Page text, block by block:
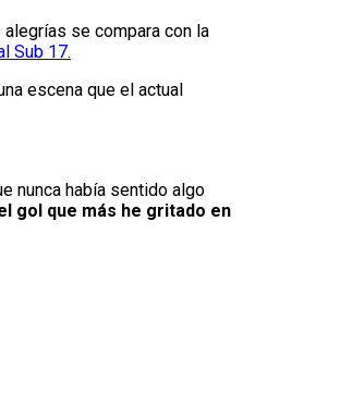
se compara con la
Sub 17.
escena que el actual
nunca había sentido algo
gol que más he gritado en